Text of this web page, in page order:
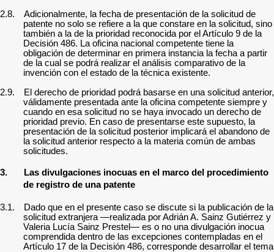
2.8.
Adicionalmente, la fecha de presentación de la solicitud de
patente no solo se refiere a la que constare en la solicitud, sino
también a la de la prioridad reconocida por el Artículo 9 de la
Decisión 486. La oficina nacional competente tiene la
obligación de determinar en primera instancia la fecha a partir
de la cual se podrá realizar el análisis comparativo de la
invención con el estado de la técnica existente.
2.9.
El derecho de prioridad podrá basarse en una solicitud anterior,
válidamente presentada ante la oficina competente siempre y
cuando en esa solicitud no se haya invocado un derecho de
prioridad previo. En caso de presentarse este supuesto, la
presentación de la solicitud posterior implicará el abandono de
la solicitud anterior respecto a la materia común de ambas
solicitudes.
3.
Las divulgaciones inocuas en el marco del procedimiento
de registro de una patente
3.1.
Dado que en el presente caso se discute si la publicación de la
solicitud extranjera —realizada por Adrián A. Sainz Gutiérrez y
Valeria Lucía Sainz Prestel— es o no una divulgación inocua
comprendida dentro de las excepciones contempladas en el
Artículo 17 de la Decisión 486, corresponde desarrollar el tema